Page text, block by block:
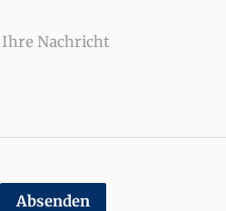
Ihre Nachricht
Absenden